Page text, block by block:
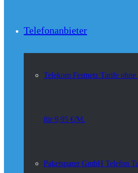
Telefonanbieter
Telekom Festnetz Tarife
für 9,95 €/M.
Paketsparer GmbH Telefon